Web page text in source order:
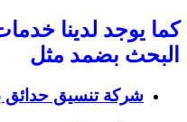
كما يوجد لدينا
البحث بضمد مثل
شركة تنسيق حدائق